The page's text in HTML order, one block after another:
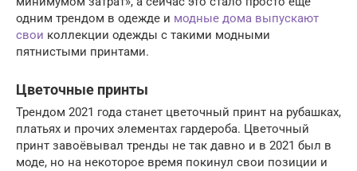
одним трендом в одежде и модные дома выпускают
свои коллекции одежды с такими модными
пятнистыми принтами.
Цветочные принты
Трендом 2021 года станет цветочный принт на рубашках,
платьях и прочих элементах гардероба. Цветочный
принт завоёвывал тренды не так давно и в 2021 был в
моде, но на некоторое время покинул свои позиции и